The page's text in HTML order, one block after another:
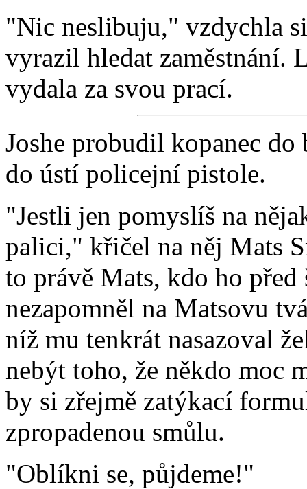
"Nic neslibuju," vzdychla
vyrazil hledat zaměstnání.
vydala za svou prací.
Joshe probudil kopanec
do ústí policejní pistole.
"Jestli jen pomyslíš na
palici," křičel na něj Mats
to právě Mats, kdo ho před
nezapomněl na Matsovu
níž mu tenkrát nasazoval
nebýt toho, že někdo moc
by si zřejmě zatýkací
zpropadenou smůlu.
"Oblíkni se, půjdeme!"